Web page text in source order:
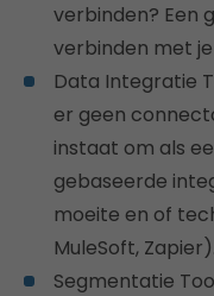
verbinden? Een
verbinden met
Data Integratie
er geen
instaat om als
gebaseerde
moeite en of
MuleSoft, Zapier).
Segmentatie